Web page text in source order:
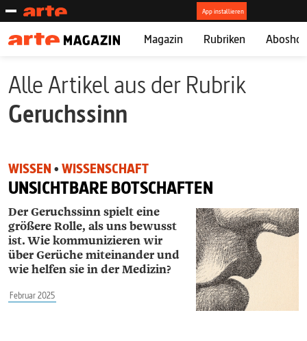
Magazin Rubriken
Alle Artikel aus der Rubrik
Geruchssinn
WISSEN • WISSENSCHAFT
UNSICHTBARE BOTSCHAFTEN
Der Geruchssinn spielt eine
größere Rolle, als uns bewusst
ist. Wie kommunizieren wir
über Gerüche miteinander und
wie helfen sie in der Medizin?
Februar 2025